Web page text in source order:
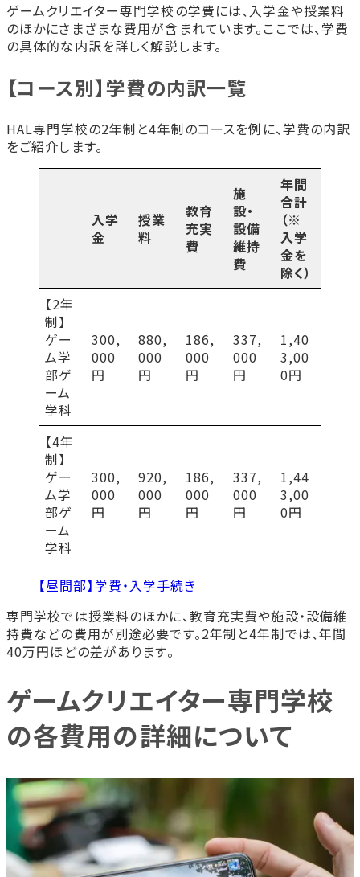
ゲームクリエイター専門学校の学費には、入学金や授業料
のほかにさまざまな費用が含まれています。ここでは、学費
の具体的な内訳を詳しく解説します。
【コース別】学費の内訳一覧
HAL専門学校の2年制と4年制のコースを例に、学費の内訳
をご紹介します。
入学
金
授業
料
教育
充実
費
施
設・
設備
維持
費
年間
合計
（※
入学
金を
除く）
【2年
制】
ゲー
ム学
部ゲ
ーム
学科
300,
000
円
880,
000
円
186,
000
円
337,
000
円
1,40
3,00
0円
【4年
制】
ゲー
ム学
部ゲ
ーム
学科
300,
000
円
920,
000
円
186,
000
円
337,
000
円
1,44
3,00
0円
【昼間部】学費・入学手続き
専門学校では授業料のほかに、教育充実費や施設・設備維
持費などの費用が別途必要です。2年制と4年制では、年間
40万円ほどの差があります。
ゲームクリエイター専門学校
の各費用の詳細について